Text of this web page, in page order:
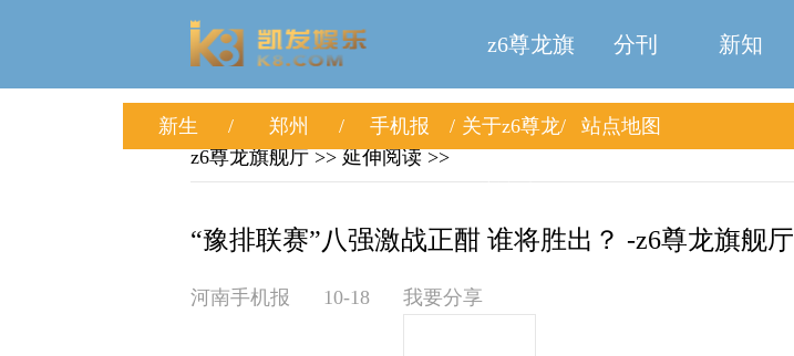
z6尊龙旗
舰厅
分刊 新知
新生 郑州 手机报 关于z6尊龙
站点地图
z6尊龙旗舰厅 >> 延伸阅读 >>
“豫排联赛”八强激战正酣 谁将胜出？ -z6尊龙旗舰厅
河南手机报 10-18 我要分享